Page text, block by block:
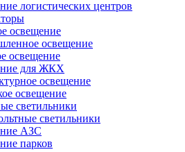
логистических центров
освещение
освещение
освещение
для ЖКХ
освещение
освещение
светильники
светильники
АЗС
парков